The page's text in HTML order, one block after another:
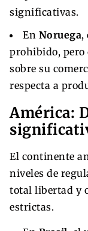
significativas.
En Noruega,
prohibido, pero
sobre su
respecta a
América:
El continente
niveles de
total libertad y
estrictas.